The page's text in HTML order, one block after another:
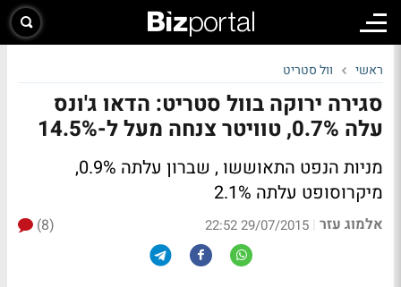
ראשי וול סטריט
סגירה ירוקה בוול סטריט: הדאו ג'ונס
עלה 0.7%, טוויטר צנחה מעל ל-14.5%
מניות הנפט התאוששו , שברון עלתה 0.9%,
מיקרוסופט עלתה 2.1%
אלמוג עזר |
29/07/2015 22:52
(8)